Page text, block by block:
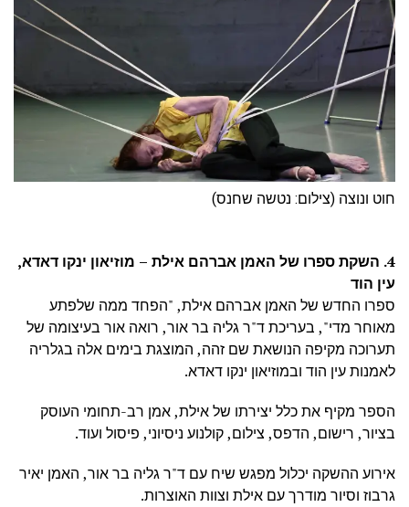
חוט ונוצה (צילום: נטשה שחנס)
4. השקת ספרו של האמן אברהם אילת – מוזיאון ינקו דאדא,
עין הוד
ספרו החדש של האמן אברהם אילת, "הפחד ממה שלפתע
מאוחר מדי", בעריכת ד"ר גליה בר אור, רואה אור בעיצומה של
תערוכה מקיפה הנושאת שם זהה, המוצגת בימים אלה בגלריה
לאמנות עין הוד ובמוזיאון ינקו דאדא.
הספר מקיף את כלל יצירתו של אילת, אמן רב-תחומי העוסק
בציור, רישום, הדפס, צילום, קולנוע ניסיוני, פיסול ועוד.
אירוע ההשקה יכלול מפגש שיח עם ד"ר גליה בר אור, האמן יאיר
גרבוז וסיור מודרך עם אילת וצוות האוצרות.